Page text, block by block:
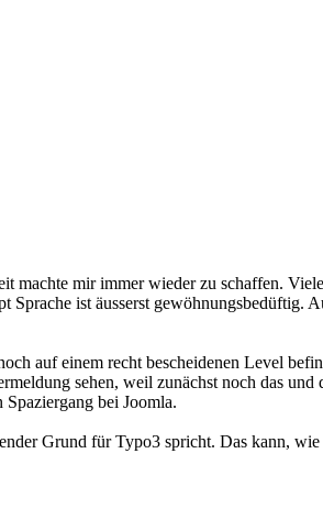
mir immer wieder zu schaffen.
ist äusserst gewöhnungsbedüftig.
auf einem recht bescheidenen Level
sehen, weil zunächst noch das und
bei Joomla.
Grund für Typo3 spricht. Das kann,